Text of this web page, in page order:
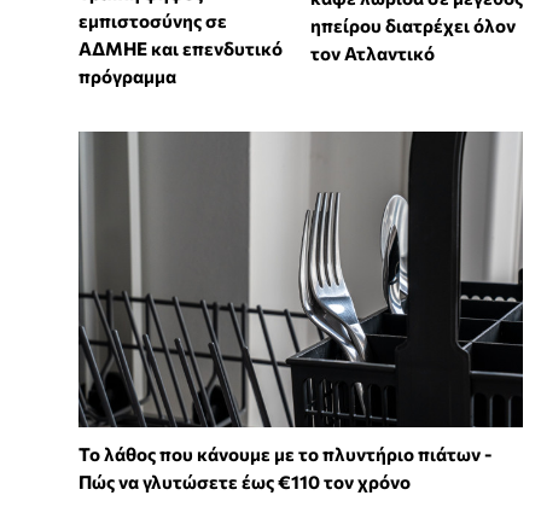
εμπιστοσύνης σε
ΑΔΜΗΕ και επενδυτικό
πρόγραμμα
ηπείρου διατρέχει όλον
τον Ατλαντικό
Το λάθος που κάνουμε με το πλυντήριο πιάτων -
Πώς να γλυτώσετε έως €110 τον χρόνο